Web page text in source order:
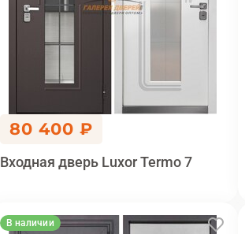
80 400 ₽
Входная дверь Luxor Termo 7
В наличии